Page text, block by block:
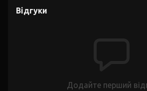
Відгуки
Додайте перший